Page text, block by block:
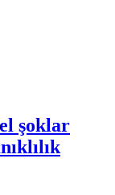
şoklar